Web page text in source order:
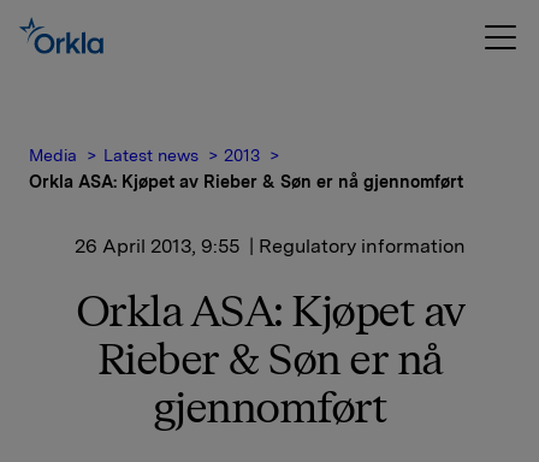
Media Latest news
2013
Orkla ASA: Kjøpet av Rieber & Søn er nå gjennomført
26 April 2013, 9:55 | Regulatory information
Orkla ASA: Kjøpet av
Rieber & Søn er nå
gjennomført